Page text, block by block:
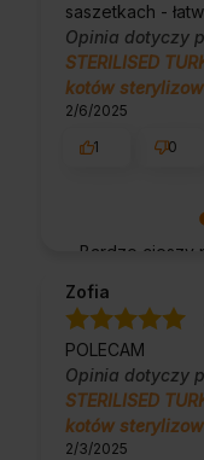
Bardzo cieszy
klientów takich
że nam się
wrócisz :)
saszetkach -
Opinia dotyczy
STERILISED
kotów
2/6/2025
1
0
Zofia
POLECAM
Opinia dotyczy
STERILISED
kotów
2/3/2025